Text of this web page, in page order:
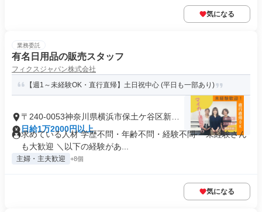
気になる
業務委託
有名日用品の販売スタッフ
フィクスジャパン株式会社
【週1～未経験OK・直行直帰】土日祝中心 (平日も一部あり)
〒240-0053神奈川県横浜市保土ケ谷区新井
町
日給1万2000円以上
求めている人材 学歴不問・年齢不問・経験不問 ＊未経験さん
も大歓迎 ＼以下の経験があ...
主婦・主夫歓迎 +8個
気になる